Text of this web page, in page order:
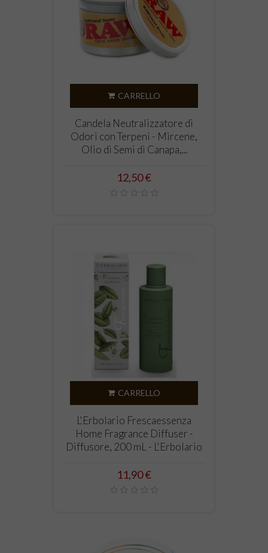
CARRELLO
Candela Neutralizzatore di
Odori con Terpeni - Mircene,
Olio di Semi di Canapa,...
Prezzo
12,50 €
CARRELLO
L'Erbolario Frescaessenza
Home Fragrance Diffuser -
Diffusore, 200 mL - L'Erbolario
Prezzo
11,90 €